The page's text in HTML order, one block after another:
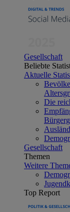
Gesellschaft
Beliebte
Aktuelle
Die
Gesellschaft
Themen
Weitere
Top Report